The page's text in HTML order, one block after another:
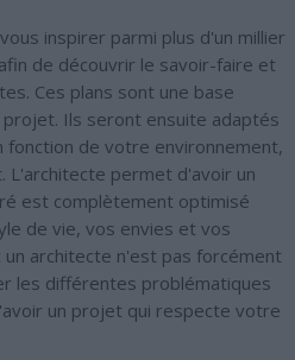
inspirer parmi plus d'un millier
de découvrir le savoir-faire et
Ces plans sont une base
Ils seront ensuite adaptés
fonction de votre environnement,
permet d'avoir un
est complètement optimisé
de vie, vos envies et vos
architecte n'est pas forcément
les différentes problématiques
un projet qui respecte votre